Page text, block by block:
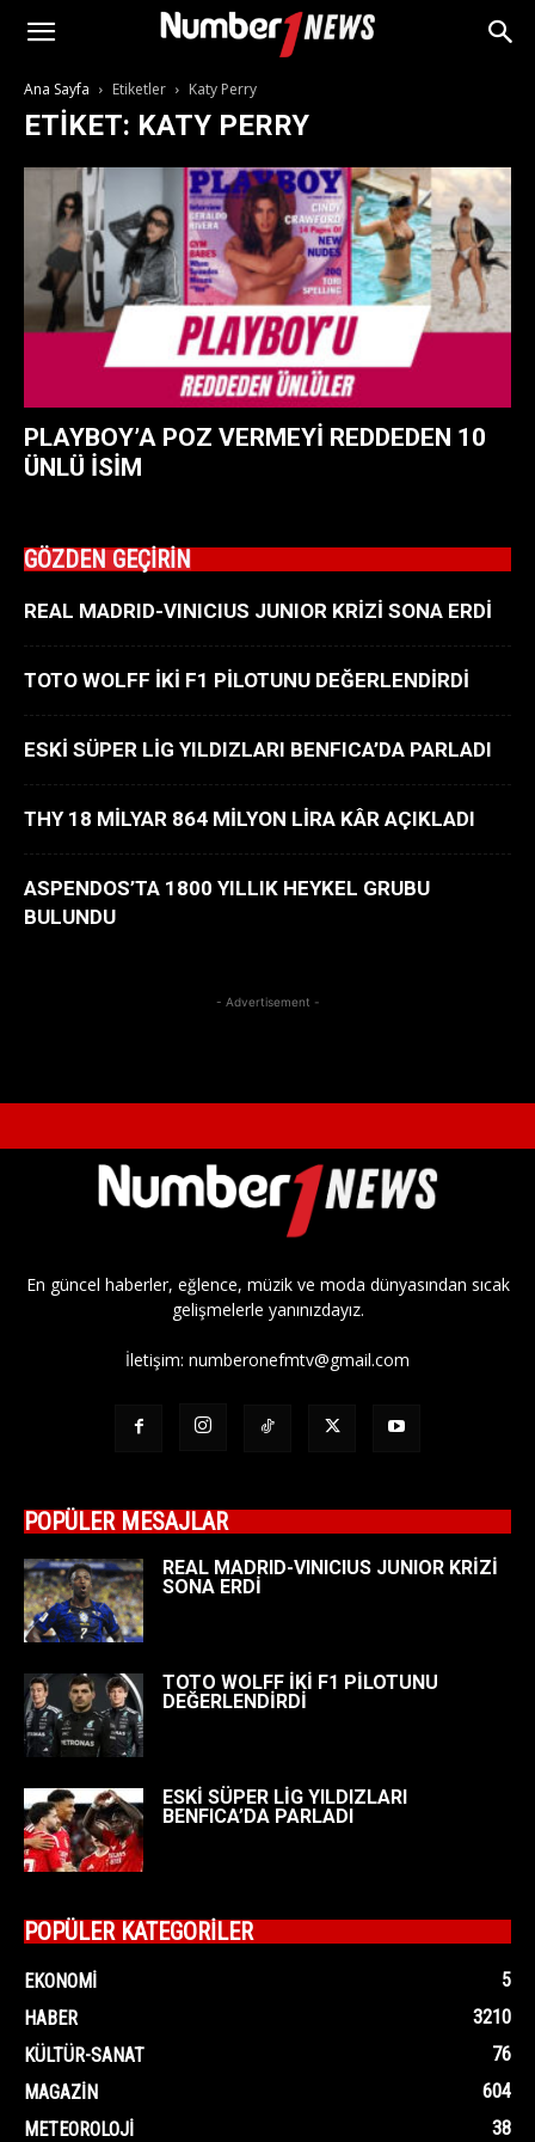
Ana Sayfa Etiketler Katy Perry
ETIKET: KATY PERRY
PLAYBOY’A POZ VERMEYI REDDEDEN 10
ÜNLÜ İSIM
GÖZDEN GEÇİRİN
REAL MADRID-VINICIUS JUNIOR KRİZİ SONA ERDİ
TOTO WOLFF İKİ F1 PİLOTUNU DEĞERLENDİRDİ
ESKİ SÜPER LİG YILDIZLARI BENFICA’DA PARLADI
THY 18 MİLYAR 864 MİLYON LİRA KÂR AÇIKLADI
ASPENDOS’TA 1800 YILLIK HEYKEL GRUBU
BULUNDU
- Advertisement -
En güncel haberler, eğlence, müzik ve moda dünyasından sıcak
gelişmelerle yanınızdayız.
İletişim: numberonefmtv@gmail.com
POPÜLER MESAJLAR
REAL MADRID-VINICIUS JUNIOR KRİZİ
SONA ERDİ
TOTO WOLFF İKİ F1 PİLOTUNU
DEĞERLENDİRDİ
ESKİ SÜPER LİG YILDIZLARI
BENFICA’DA PARLADI
POPÜLER KATEGORİLER
EKONOMI
5
HABER
3210
KÜLTÜR-SANAT
76
MAGAZIN
604
METEOROLOJI
38